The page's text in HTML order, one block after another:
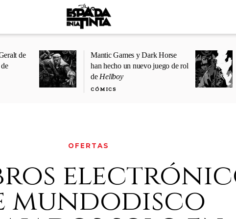
de
Mantic Games y Dark Horse
han hecho un nuevo juego de rol
de Hellboy
CÓMICS
OFERTAS
mundodisco